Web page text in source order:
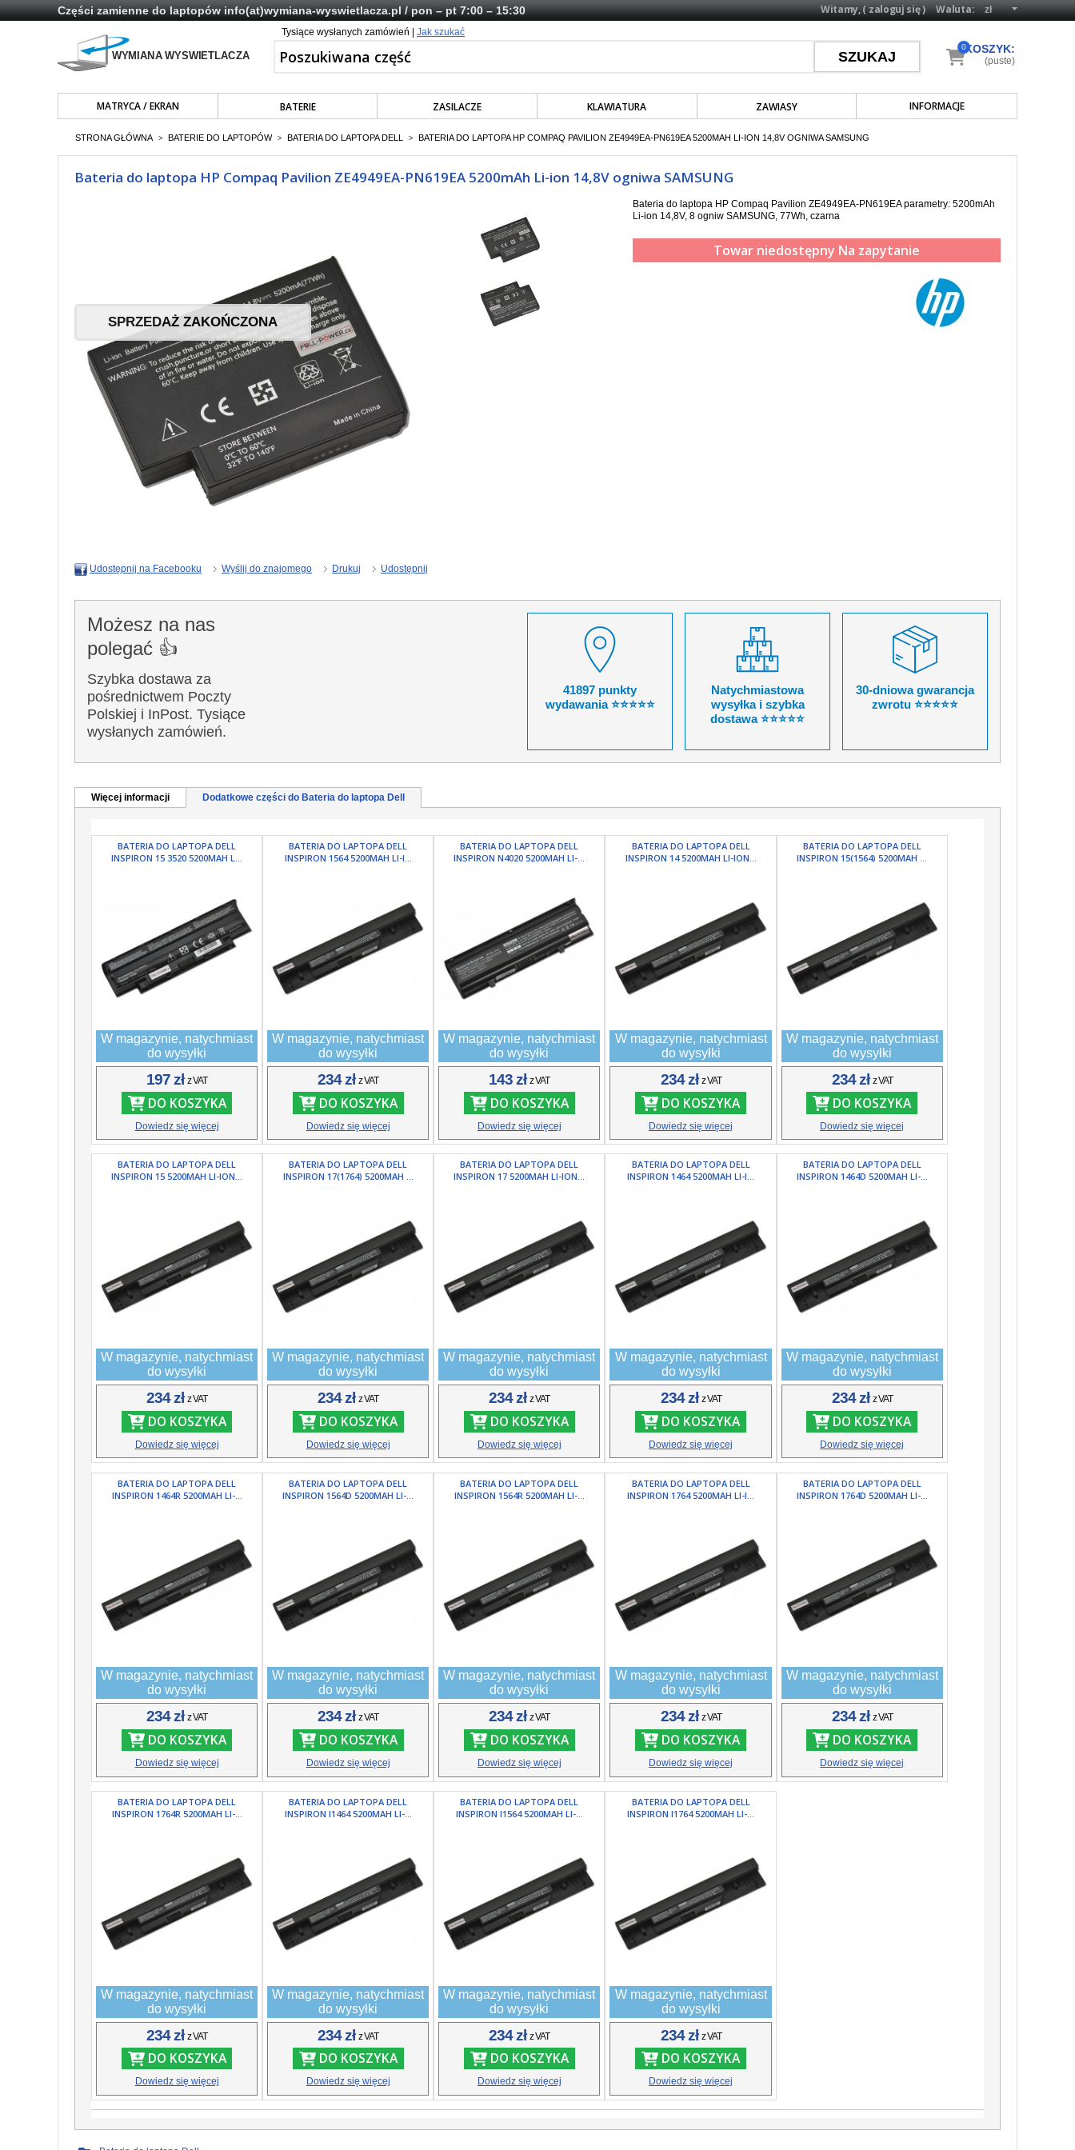
Części zamienne do laptopówinfo(at)wymiana-wyswietlacza.pl/ pon – pt 7:00 – 15:30 Waluta:
Witamy, (zaloguj się)
Tysiące wysłanych zamówień | Jak szukać
MATRYCA / EKRAN BATERIE ZASILACZE KLAWIATURA ZAWIASY INFORMACJE
KOSZYK:
0
(puste)
STRONA GŁÓWNA > BATERIE DO LAPTOPÓW > BATERIA DO LAPTOPA DELL > BATERIA DO LAPTOPA HP COMPAQ PAVILION ZE4949EA-PN619EA 5200MAH LI-ION 14,8V OGNIWA SAMSUNG
Bateria do laptopa HP Compaq Pavilion ZE4949EA-PN619EA 5200mAh Li-ion 14,8V ogniwa SAMSUNG
SPRZEDAŻ ZAKOŃCZONA
Bateria do laptopa HP Compaq Pavilion ZE4949EA-PN619EA parametry: 5200mAh
Li-ion 14,8V, 8 ogniw SAMSUNG, 77Wh, czarna
Towar niedostępny Na zapytanie
Udostępnij na Facebooku Wyślij do znajomego Drukuj Udostępnij
Możesz na nas
polegać 👍
Szybka dostawa za
pośrednictwem Poczty
Polskiej i InPost. Tysiące
wysłanych zamówień.
41897 punkty
wydawania ⭐⭐⭐⭐⭐
Natychmiastowa
wysyłka i szybka
dostawa ⭐⭐⭐⭐⭐
30-dniowa gwarancja
zwrotu ⭐⭐⭐⭐⭐
Więcej informacji Dodatkowe części do Bateria do laptopa Dell
BATERIA DO LAPTOPA DELL
INSPIRON 15 3520 5200MAH L...
W magazynie, natychmiast
do wysyłki
197 złz VAT
DO KOSZYKA
Dowiedz się więcej
BATERIA DO LAPTOPA DELL
INSPIRON 1564 5200MAH LI-I...
W magazynie, natychmiast
do wysyłki
234 złz VAT
DO KOSZYKA
Dowiedz się więcej
BATERIA DO LAPTOPA DELL
INSPIRON N4020 5200MAH LI-...
W magazynie, natychmiast
do wysyłki
143 złz VAT
DO KOSZYKA
Dowiedz się więcej
BATERIA DO LAPTOPA DELL
INSPIRON 14 5200MAH LI-ION...
W magazynie, natychmiast
do wysyłki
234 złz VAT
DO KOSZYKA
Dowiedz się więcej
BATERIA DO LAPTOPA DELL
INSPIRON 15(1564) 5200MAH ...
W magazynie, natychmiast
do wysyłki
234 złz VAT
DO KOSZYKA
Dowiedz się więcej
BATERIA DO LAPTOPA DELL
INSPIRON 15 5200MAH LI-ION...
W magazynie, natychmiast
do wysyłki
234 złz VAT
DO KOSZYKA
Dowiedz się więcej
BATERIA DO LAPTOPA DELL
INSPIRON 17(1764) 5200MAH ...
W magazynie, natychmiast
do wysyłki
234 złz VAT
DO KOSZYKA
Dowiedz się więcej
BATERIA DO LAPTOPA DELL
INSPIRON 17 5200MAH LI-ION...
W magazynie, natychmiast
do wysyłki
234 złz VAT
DO KOSZYKA
Dowiedz się więcej
BATERIA DO LAPTOPA DELL
INSPIRON 1464 5200MAH LI-I...
W magazynie, natychmiast
do wysyłki
234 złz VAT
DO KOSZYKA
Dowiedz się więcej
BATERIA DO LAPTOPA DELL
INSPIRON 1464D 5200MAH LI-...
W magazynie, natychmiast
do wysyłki
234 złz VAT
DO KOSZYKA
Dowiedz się więcej
BATERIA DO LAPTOPA DELL
INSPIRON 1464R 5200MAH LI-...
W magazynie, natychmiast
do wysyłki
234 złz VAT
DO KOSZYKA
Dowiedz się więcej
BATERIA DO LAPTOPA DELL
INSPIRON 1564D 5200MAH LI-...
W magazynie, natychmiast
do wysyłki
234 złz VAT
DO KOSZYKA
Dowiedz się więcej
BATERIA DO LAPTOPA DELL
INSPIRON 1564R 5200MAH LI-...
W magazynie, natychmiast
do wysyłki
234 złz VAT
DO KOSZYKA
Dowiedz się więcej
BATERIA DO LAPTOPA DELL
INSPIRON 1764 5200MAH LI-I...
W magazynie, natychmiast
do wysyłki
234 złz VAT
DO KOSZYKA
Dowiedz się więcej
BATERIA DO LAPTOPA DELL
INSPIRON 1764D 5200MAH LI-...
W magazynie, natychmiast
do wysyłki
234 złz VAT
DO KOSZYKA
Dowiedz się więcej
BATERIA DO LAPTOPA DELL
INSPIRON 1764R 5200MAH LI-...
W magazynie, natychmiast
do wysyłki
234 złz VAT
DO KOSZYKA
Dowiedz się więcej
BATERIA DO LAPTOPA DELL
INSPIRON I1464 5200MAH LI-...
W magazynie, natychmiast
do wysyłki
234 złz VAT
DO KOSZYKA
Dowiedz się więcej
BATERIA DO LAPTOPA DELL
INSPIRON I1564 5200MAH LI-...
W magazynie, natychmiast
do wysyłki
234 złz VAT
DO KOSZYKA
Dowiedz się więcej
BATERIA DO LAPTOPA DELL
INSPIRON I1764 5200MAH LI-...
W magazynie, natychmiast
do wysyłki
234 złz VAT
DO KOSZYKA
Dowiedz się więcej